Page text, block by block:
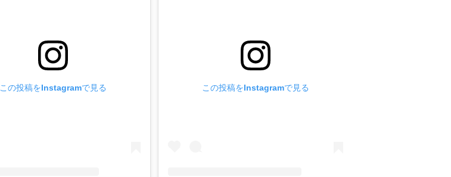
この投稿をInstagramで見る この投稿をInstagramで見る